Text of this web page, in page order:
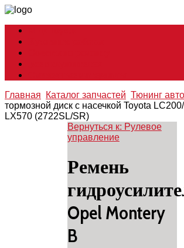
Главная Каталог запчастей Тюнинг авто
тормозной диск с насечкой Toyota
LX570 (2722SL/SR)
Вернуться к: Рулевое
управление
Ремень
Opel Montery
B